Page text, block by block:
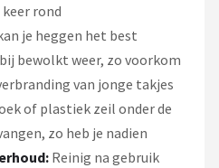
rond
je heggen het best
bewolkt weer, zo voorkom
van jonge takjes
of plastiek zeil onder de
zo heb je nadien
Reinig na gebruik